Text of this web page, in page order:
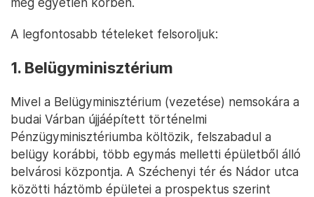
A legfontosabb tételeket felsoroljuk:
1. Belügyminisztérium
Mivel a Belügyminisztérium (vezetése) nemsokára a
budai Várban újjáépített történelmi
Pénzügyminisztériumba költözik, felszabadul a
belügy korábbi, több egymás melletti épületből álló
belvárosi központja. A Széchenyi tér és Nádor utca
közötti háztömb épületei a prospektus szerint